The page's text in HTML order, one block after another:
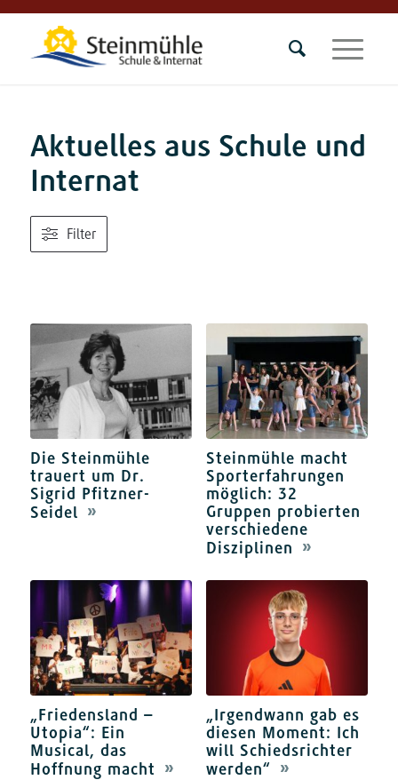
Aktuelles aus Schule und
Internat
Filter
Die Steinmühle
trauert um Dr.
Sigrid Pfitzner-
Seidel
Steinmühle macht
Sporterfahrungen
möglich: 32
Gruppen probierten
verschiedene
Disziplinen
„Friedensland –
Utopia“: Ein
Musical, das
Hoffnung macht
„Irgendwann gab es
diesen Moment: Ich
will Schiedsrichter
werden“